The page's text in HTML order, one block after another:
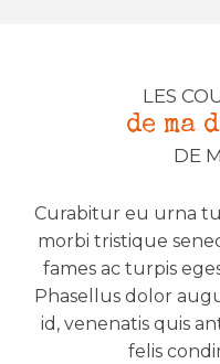
LES
de ma
DE
Curabitur eu urna
morbi tristique
fames ac turpis
Phasellus dolor
id, venenatis quis
felis